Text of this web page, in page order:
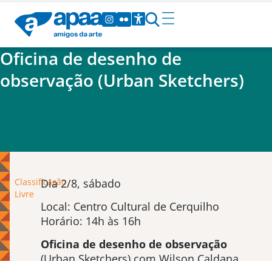
Oficina de desenho de
observação (Urban Sketchers)
Classificação
Livre
Dia 2/8, sábado
Local: Centro Cultural de Cerquilho
Horário: 14h às 16h
Oficina de desenho de observação